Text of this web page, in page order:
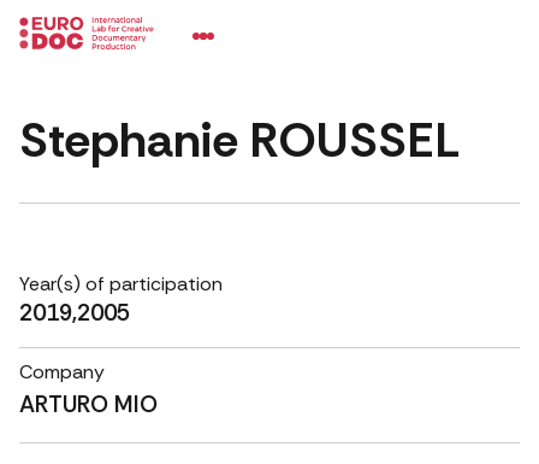
Stephanie ROUSSEL
Year(s) of participation
2019,2005
Company
ARTURO MIO